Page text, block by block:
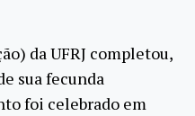
da UFRJ completou,
sua fecunda
foi celebrado em